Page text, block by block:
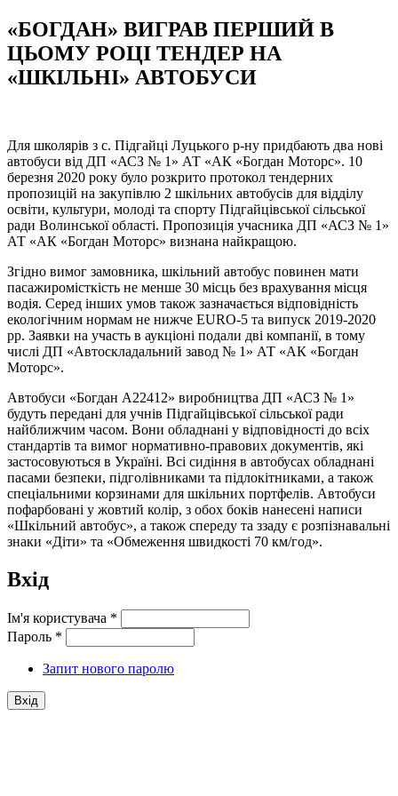
«БОГДАН» ВИГРАВ ПЕРШИЙ В
ЦЬОМУ РОЦІ ТЕНДЕР НА
«ШКІЛЬНІ» АВТОБУСИ
Для школярів з с. Підгайці Луцького р-ну придбають два нові
автобуси від ДП «АСЗ № 1» АТ «АК «Богдан Моторс». 10
березня 2020 року було розкрито протокол тендерних
пропозицій на закупівлю 2 шкільних автобусів для відділу
освіти, культури, молоді та спорту Підгайцівської сільської
ради Волинської області. Пропозиція учасника ДП «АСЗ № 1»
АТ «АК «Богдан Моторс» визнана найкращою.
Згідно вимог замовника, шкільний автобус повинен мати
пасажиромісткість не менше 30 місць без врахування місця
водія. Серед інших умов також зазначається відповідність
екологічним нормам не нижче EURO-5 та випуск 2019-2020
рр. Заявки на участь в аукціоні подали дві компанії, в тому
числі ДП «Автоскладальний завод № 1» АТ «АК «Богдан
Моторс».
Автобуси «Богдан А22412» виробництва ДП «АСЗ № 1»
будуть передані для учнів Підгайцівської сільської ради
найближчим часом. Вони обладнані у відповідності до всіх
стандартів та вимог нормативно-правових документів, які
застосовуються в Україні. Всі сидіння в автобусах обладнані
пасами безпеки, підголівниками та підлокітниками, а також
спеціальними корзинами для шкільних портфелів. Автобуси
пофарбовані у жовтий колір, з обох боків нанесені написи
«Шкільний автобус», а також спереду та ззаду є розпізнавальні
знаки «Діти» та «Обмеження швидкості 70 км/год».
Вхід
Ім'я користувача *
Пароль *
Запит нового паролю